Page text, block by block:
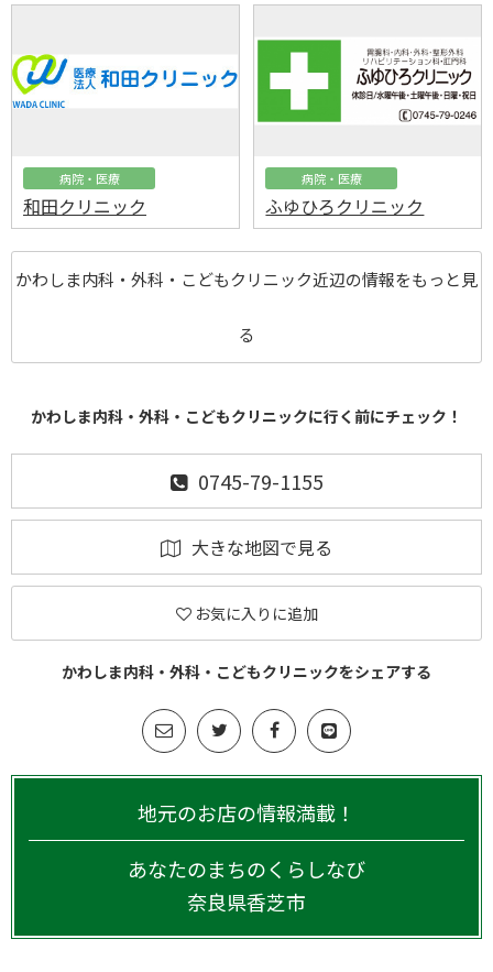
病院・医療
和田クリニック
病院・医療
ふゆひろクリニック
かわしま内科・外科・こどもクリニック近辺の情報をもっと見
る
かわしま内科・外科・こどもクリニックに行く前にチェック！
0745-79-1155
大きな地図で見る
お気に入りに追加
かわしま内科・外科・こどもクリニックをシェアする
地元のお店の情報満載！
あなたのまちのくらしなび
奈良県香芝市